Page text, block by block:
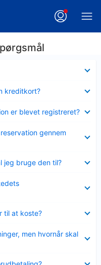
kreditkort?
er blevet registreret?
gennem
jeg bruge den til?
til at koste?
men hvornår skal